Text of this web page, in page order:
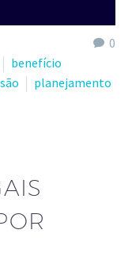
0
benefício
planejamento